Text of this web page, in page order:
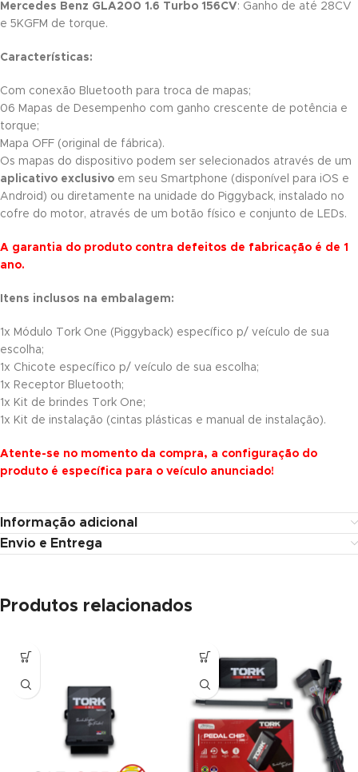
Mercedes Benz GLA200 1.6 Turbo 156CV: Ganho de até 28CV
e 5KGFM de torque.
Características:
Com conexão Bluetooth para troca de mapas;
06 Mapas de Desempenho com ganho crescente de potência e
torque;
Mapa OFF (original de fábrica).
Os mapas do dispositivo podem ser selecionados através de um
aplicativo exclusivo em seu Smartphone (disponível para iOS e
Android) ou diretamente na unidade do Piggyback, instalado no
cofre do motor, através de um botão físico e conjunto de LEDs.
A garantia do produto contra defeitos de fabricação é de 1
ano.
Itens inclusos na embalagem:
1x Módulo Tork One (Piggyback) específico p/ veículo de sua
escolha;
1x Chicote específico p/ veículo de sua escolha;
1x Receptor Bluetooth;
1x Kit de brindes Tork One;
1x Kit de instalação (cintas plásticas e manual de instalação).
Atente-se no momento da compra, a configuração do
produto é específica para o veículo anunciado!
Informação adicional
Envio e Entrega
Produtos relacionados